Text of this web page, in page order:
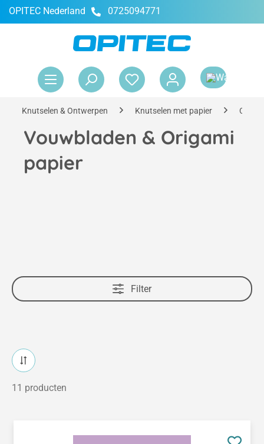
OPITEC Nederland 0725094771
Knutselen & Ontwerpen Knutselen met papier
Vouwbladen & Origami
papier
Filter
11 producten